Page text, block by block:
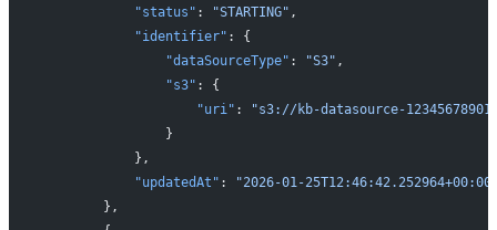
            "status"
: "STARTING" ,
            "identifier"
: {
                "dataSourceType"
: "S3" ,
                "s3"
: {
                    "uri"
:
"s3://kb-datasource-
                }
            },
            "updatedAt"
:
"2026-01-
        },